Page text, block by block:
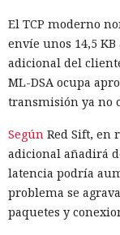
El TCP moderno
envíe unos 14,5
adicional del
ML-DSA ocupa
transmisión ya no
Según Red Sift, en
adicional añadirá
latencia podría
problema se
paquetes y